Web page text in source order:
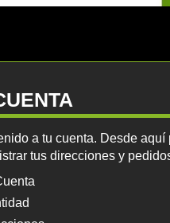
a tu cuenta. Desde aquí
tus direcciones y